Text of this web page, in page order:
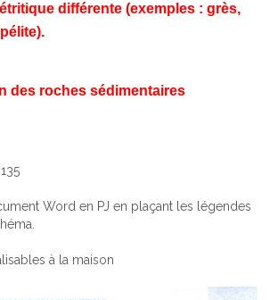
différente (exemples : grès,
des roches sédimentaires
Word en PJ en plaçant les légendes
à la maison